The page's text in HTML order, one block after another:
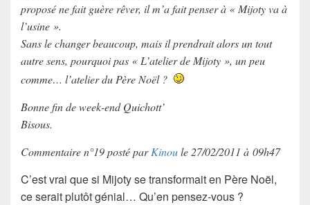
proposé ne fait guère rêver, il m’a fait penser à « Mijoty va à
l’usine ».
Sans le changer beaucoup, mais il prendrait alors un tout
autre sens, pourquoi pas « L’atelier de Mijoty », un peu
comme… l’atelier du Père Noël ?
Bonne fin de week-end Quichott’
Bisous.
Commentaire n°19 posté parKinoule 27/02/2011 à 09h47
C’est vrai que si Mijoty se transformait en Père Noël,
ce serait plutôt génial… Qu’en pensez-vous ?